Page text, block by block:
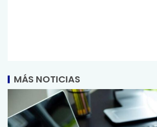
MÁS NOTICIAS